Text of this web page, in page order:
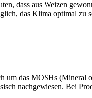
dass aus Weizen
das Klima optimal zu
das MOSHs (Mineral
nachgewiesen. Bei